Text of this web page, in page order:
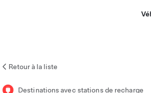
Retour à la liste
Destinations avec stations de recharge